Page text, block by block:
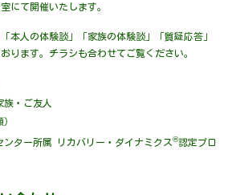
にて開催いたします。
本人の体験談」「家族の体験談」「質疑応答」
ります。チラシも合わせてご覧ください。
族・ご友人
ンター所属 リカバリー・ダイナミクス®認定プロ